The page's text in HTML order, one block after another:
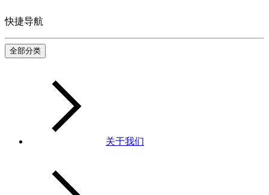
快捷导航
全部分类
关于我们